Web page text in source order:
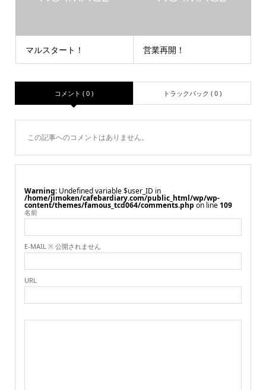
マルスタート！ 営業再開！
コメント ( 0 ) トラックバック ( 0 )
この記事へのコメントはありません。
Warning : Undefined variable $user_ID in
/home/jimoken/cafebardiary.com/public_html/wp/wp-
content/themes/famous_tcd064/comments.php on line109
名前
E-MAIL ※ 公開されません
URL